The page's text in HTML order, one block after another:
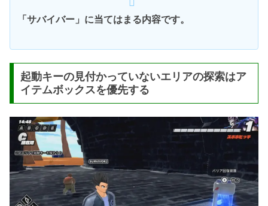
「サバイバー」に当てはまる内容です。
起動キーの見付かっていないエリアの探索はア
イテムボックスを優先する